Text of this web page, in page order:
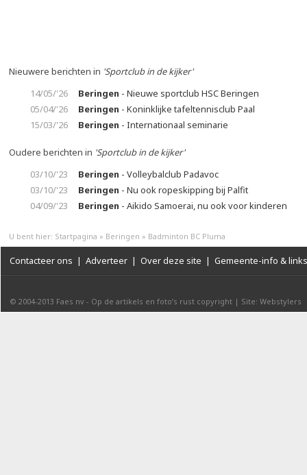
Nieuwere berichten in 'Sportclub in de kijker'
14/05/'26
Beringen - Nieuwe sportclub HSC Beringen
05/04/'26
Beringen - Koninklijke tafeltennisclub Paal
15/03/'26
Beringen - Internationaal seminarie
Oudere berichten in 'Sportclub in de kijker'
03/10/'23
Beringen - Volleybalclub Padavoc
03/10/'23
Beringen - Nu ook ropeskipping bij Palfit
04/09/'23
Beringen - Aikido Samoerai, nu ook voor kinderen
U bent hier: Startpagina » Beringen » Badminton BC Pluma
Contacteer ons | Adverteer | Over deze site | Gemeente-info & links
© 2004-2013 Faes nv - Op de artikels en foto’s rust copyright | Site: Webstylers